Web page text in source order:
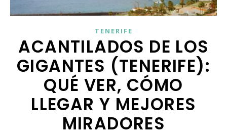
TENERIFE
ACANTILADOS DE LOS
GIGANTES (TENERIFE):
QUÉ VER, CÓMO
LLEGAR Y MEJORES
MIRADORES